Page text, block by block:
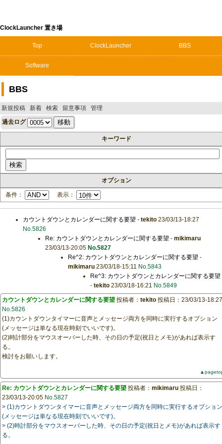
ClockLauncher 置き場
Top ClockLauncher BBS
Software
BBS
新規投稿 新着 検索 留意事項 管理
過去ログ
キーワード
オプション
条件： 表示：
カウントダウンとカレンダーに関する要望 - tekito23/03/13-18:27
No.5826
Re: カウントダウンとカレンダーに関する要望 -mikimaru
23/03/13-20:05 No.5827
Re^2: カウントダウンとカレンダーに関する要望 -
mikimaru23/03/18-15:11 No.5843
Re^3: カウントダウンとカレンダーに関する要望
-tekito 23/03/18-16:21 No.5849
カウントダウンとカレンダーに関する要望 投稿者： tekito 投稿日：23/03/13-18:27
No.5826
(1)カウントダウンタイマーに音声とメッセージ両方を同時に実行するオプション
(メッセージは単なる現在時刻でいいです)。
(2)時計部分をマウスオーバーした時、その日の予定(祝日とメモ)があれば表示す
る。
検討をお願いします。
Re: カウントダウンとカレンダーに関する要望 投稿者： mikimaru 投稿日：
23/03/13-20:05 No.5827
> (1)カウントダウンタイマーに音声とメッセージ両方を同時に実行するオプション
(メッセージは単なる現在時刻でいいです)。
> (2)時計部分をマウスオーバーした時、その日の予定(祝日とメモ)があれば表示す
る。